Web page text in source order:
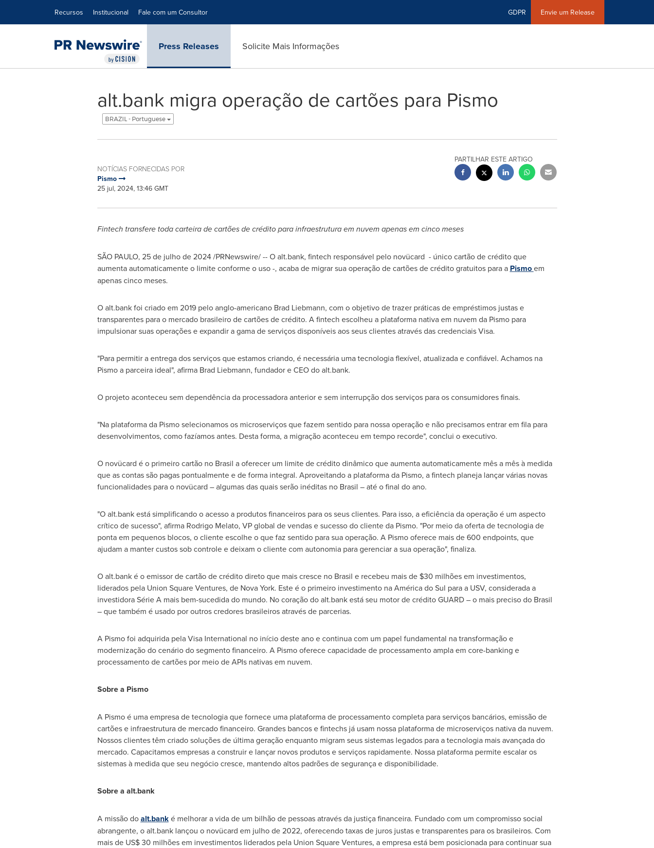
Recursos Institucional Fale com um Consultor GDPR Envie um Release
Press Releases Solicite Mais Informações
alt.bank migra operação de cartões para Pismo
BRAZIL - Portuguese
NOTÍCIAS FORNECIDAS POR
Pismo
25 jul, 2024, 13:46 GMT
PARTILHAR ESTE ARTIGO
Fintech transfere toda carteira de cartões de crédito para infraestrutura em nuvem apenas em cinco meses
SÃO PAULO, 25 de julho de 2024/PRNewswire/ -- O alt.bank, fintech responsável pelo novücard - único cartão de crédito que
aumenta automaticamente o limite conforme o uso -, acaba de migrar sua operação de cartões de crédito gratuitos para a Pismoem
apenas cinco meses.
O alt.bank foi criado em 2019 pelo anglo-americano Brad Liebmann, com o objetivo de trazer práticas de empréstimos justas e
transparentes para o mercado brasileiro de cartões de crédito. A fintech escolheu a plataforma nativa em nuvem da Pismo para
impulsionar suas operações e expandir a gama de serviços disponíveis aos seus clientes através das credenciais Visa.
"Para permitir a entrega dos serviços que estamos criando, é necessária uma tecnologia flexível, atualizada e confiável. Achamos na
Pismo a parceira ideal", afirma Brad Liebmann, fundador e CEO do alt.bank.
O projeto aconteceu sem dependência da processadora anterior e sem interrupção dos serviços para os consumidores finais.
"Na plataforma da Pismo selecionamos os microserviços que fazem sentido para nossa operação e não precisamos entrar em fila para
desenvolvimentos, como fazíamos antes. Desta forma, a migração aconteceu em tempo recorde", conclui o executivo.
O novücard é o primeiro cartão no Brasil a oferecer um limite de crédito dinâmico que aumenta automaticamente mês a mês à medida
que as contas são pagas pontualmente e de forma integral. Aproveitando a plataforma da Pismo, a fintech planeja lançar várias novas
funcionalidades para o novücard – algumas das quais serão inéditas no Brasil – até o final do ano.
"O alt.bank está simplificando o acesso a produtos financeiros para os seus clientes. Para isso, a eficiência da operação é um aspecto
crítico de sucesso", afirma Rodrigo Melato, VP global de vendas e sucesso do cliente da Pismo. "Por meio da oferta de tecnologia de
ponta em pequenos blocos, o cliente escolhe o que faz sentido para sua operação. A Pismo oferece mais de 600 endpoints, que
ajudam a manter custos sob controle e deixam o cliente com autonomia para gerenciar a sua operação", finaliza.
O alt.bank é o emissor de cartão de crédito direto que mais cresce no Brasil e recebeu mais de $30 milhões em investimentos,
liderados pela Union Square Ventures, de Nova York. Este é o primeiro investimento na América do Sul para a USV, considerada a
investidora Série A mais bem-sucedida do mundo. No coração do alt.bank está seu motor de crédito GUARD – o mais preciso do Brasil
– que também é usado por outros credores brasileiros através de parcerias.
A Pismo foi adquirida pela Visa International no início deste ano e continua com um papel fundamental na transformação e
modernização do cenário do segmento financeiro. A Pismo oferece capacidade de processamento ampla em core-banking e
processamento de cartões por meio de APIs nativas em nuvem.
Sobre a Pismo
A Pismo é uma empresa de tecnologia que fornece uma plataforma de processamento completa para serviços bancários, emissão de
cartões e infraestrutura de mercado financeiro. Grandes bancos e fintechs já usam nossa plataforma de microserviços nativa da nuvem.
Nossos clientes têm criado soluções de última geração enquanto migram seus sistemas legados para a tecnologia mais avançada do
mercado. Capacitamos empresas a construir e lançar novos produtos e serviços rapidamente. Nossa plataforma permite escalar os
sistemas à medida que seu negócio cresce, mantendo altos padrões de segurança e disponibilidade.
Sobre a alt.bank
A missão doalt.banké melhorar a vida de um bilhão de pessoas através da justiça financeira. Fundado com um compromisso social
abrangente, o alt.bank lançou o novücard em julho de 2022, oferecendo taxas de juros justas e transparentes para os brasileiros. Com
mais de US$ 30 milhões em investimentos liderados pela Union Square Ventures, a empresa está bem posicionada para continuar sua